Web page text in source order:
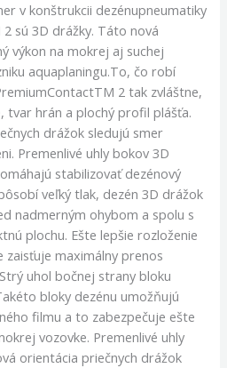
v konštrukcii dezénupneumatiky
sú 3D drážky. Táto nová
výkon na mokrej aj suchej
aquaplaningu.To, čo robí
2 tak zvláštne,
tvar hrán a plochý profil plášťa.
drážok sledujú smer
Premenlivé uhly bokov 3D
stabilizovať dezénový
veľký tlak, dezén 3D drážok
nadmerným ohybom a spolu s
plochu. Ešte lepšie rozloženie
maximálny prenos
uhol bočnej strany bloku
bloky dezénu umožňujú
filmu a to zabezpečuje ešte
vozovke. Premenlivé uhly
orientácia priečnych drážok